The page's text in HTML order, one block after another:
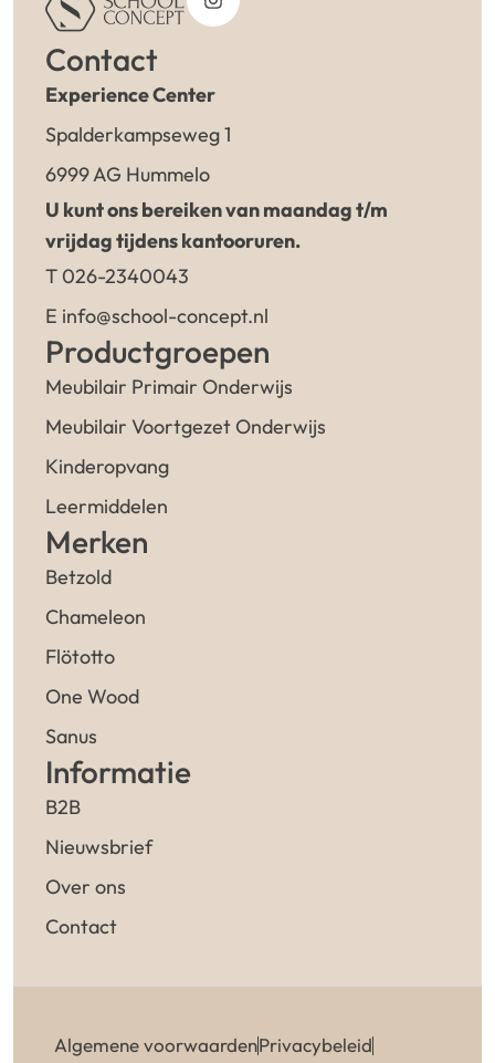
Contact
Experience Center
Spalderkampseweg 1
6999 AG Hummelo
U kunt ons bereiken van maandag t/m
vrijdag tijdens kantooruren.
T 026-2340043
E info@school-concept.nl
Productgroepen
Meubilair Primair Onderwijs
Meubilair Voortgezet Onderwijs
Kinderopvang
Leermiddelen
Merken
Betzold
Chameleon
Flötotto
One Wood
Sanus
Informatie
B2B
Nieuwsbrief
Over ons
Contact
Algemene voorwaardenPrivacybeleid